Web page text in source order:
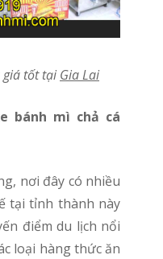
giá tốt tại Gia Lai
tại tỉnh thành này
điểm du lịch nổi
loại hàng thức ăn